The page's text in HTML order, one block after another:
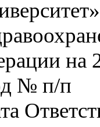
на
№ п/п